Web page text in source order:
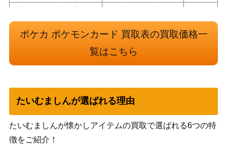
ガラルニャイキングV（S
R/SA）【S11 109/100】
ソード&シールド
（ロストアビス）
ソード&シールド
（パラダイムトリガ
1S 106/078】
スカーレット＆バイオ
（スカーレットex）
ボスごっこピカチュウスカ
ポケカ ポケモンカード 買取表の買取価格一
覧はこちら
たいむましんが選ばれる理由
たいむましんが懐かしアイテムの買取で選ばれる6つの特
徴をご紹介！